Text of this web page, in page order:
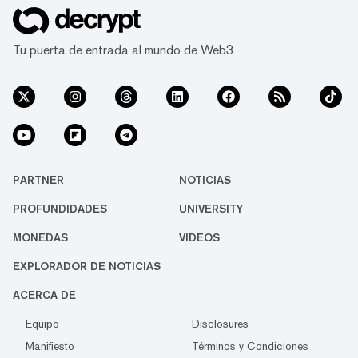
marca un pequeño retroceso, sin embargo, si
se tiene en cuen...
Tu puerta de entrada al mundo de Web3
PARTNER NOTICIAS
PROFUNDIDADES UNIVERSITY
MONEDAS VIDEOS
EXPLORADOR DE NOTICIAS
ACERCA DE
Equipo
Disclosures
Manifiesto
Términos y Condiciones